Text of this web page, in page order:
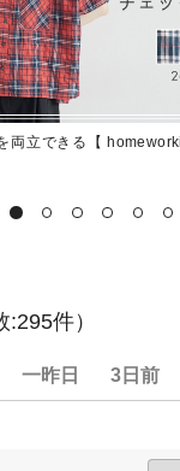
両立できる【
:295件）
一昨日 3日前